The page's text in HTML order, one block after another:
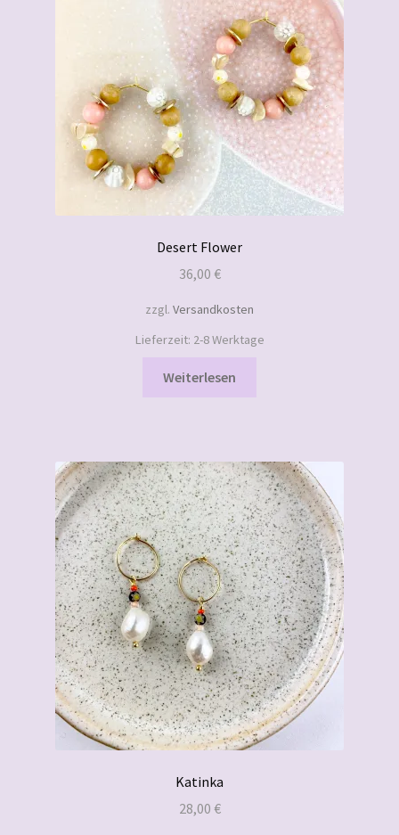
Desert Flower
36,00 €
zzgl. Versandkosten
Lieferzeit: 2-8 Werktage
Weiterlesen
Katinka
28,00 €